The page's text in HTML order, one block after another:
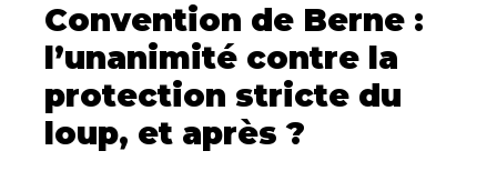
Convention de Berne :
l’unanimité contre la
protection stricte du
loup, et après ?